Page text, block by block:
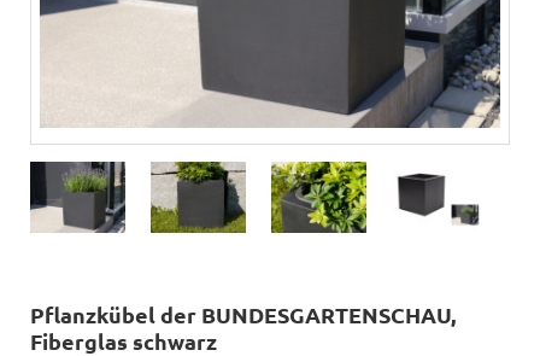
Pflanzkübel der BUNDESGARTENSCHAU,
Fiberglas schwarz